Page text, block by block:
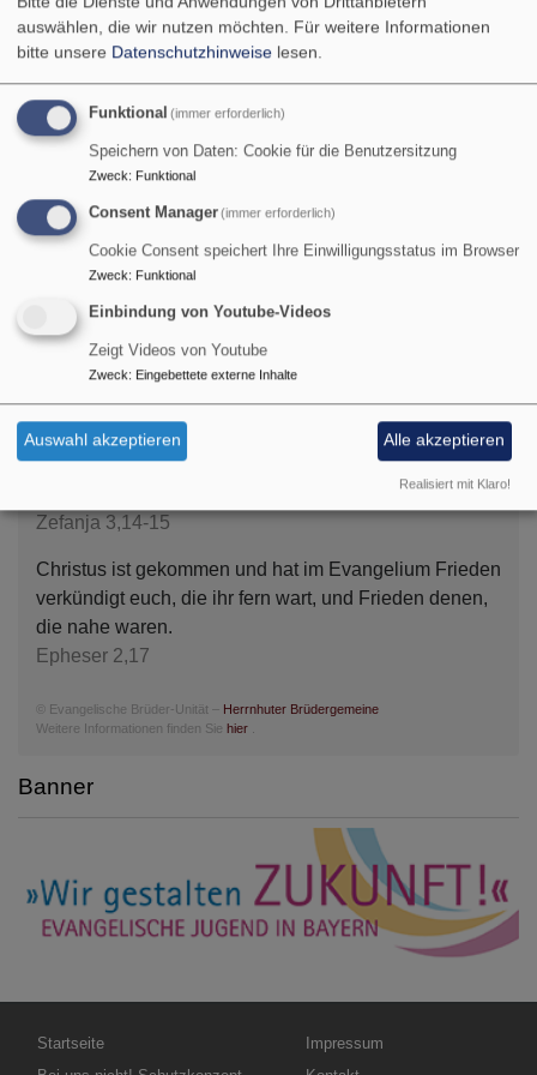
Bildrechte Luise Völker
Vorsitzenden, Kevin Ain
(Kammer) und Luise Völker
verabschiedet.
Wir danken Tina für Ihren Dienst im Dekanat und der
Jugend und wünschen für die neuen Aufgaben alles Gute
und Gottes Segen.
Tageslosung
Jauchze, du Tochter Zion! Frohlocke, Israel! Freue dich
und sei fröhlich von ganzem Herzen, du Tochter
Jerusalem! Denn der HERR hat deine Strafe
Zefanja 3,14-15
Christus ist gekommen und hat im Evangelium Frieden
verkündigt euch, die ihr fern wart, und Frieden denen,
die nahe waren.
Epheser 2,17
© Evangelische Brüder-Unität – Herrnhuter Brüdergemeine
Weitere Informationen finden Sie hier
Banner
Hauptnavigation
Startseite
Fußbereichsmenü
Impressum
auswählen, die wir nutzen möchten. Für weitere Informationen
bitte unsere Datenschutzhinweise lesen.
Funktional (immer erforderlich)
Speichern von Daten: Cookie für die Benutzersitzung
Zweck: Funktional
Consent Manager(immer erforderlich)
Cookie Consent speichert Ihre Einwilligungsstatus im Browser
Zweck: Funktional
Einbindung von Youtube-Videos
Zeigt Videos von Youtube
Zweck: Eingebettete externe Inhalte
Auswahl akzeptieren Alle akzeptieren
Realisiert mit Klaro!